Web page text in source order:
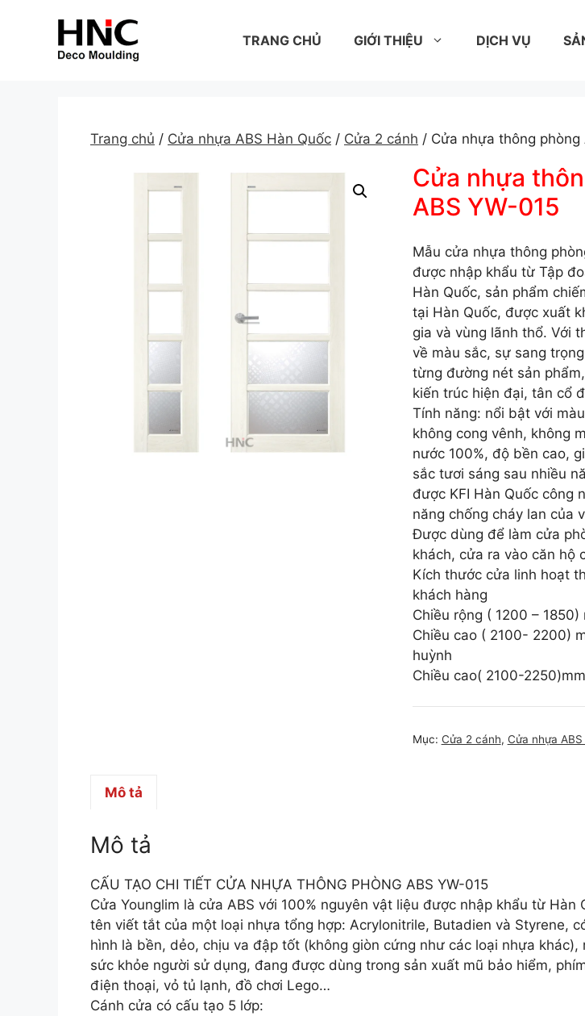
TRANG CHỦ GIỚI THIỆU DỊCH VỤ
Trang chủ / Cửa nhựa ABS Hàn Quốc / Cửa 2 cánh / Cửa nhựa thông phòng
Cửa nhựa
ABS YW-015
Mẫu cửa nhựa thông
được nhập khẩu từ Tập
Hàn Quốc, sản phẩm
tại Hàn Quốc, được xuất
gia và vùng lãnh thổ. Với
về màu sắc, sự sang
từng đường nét sản
kiến trúc hiện đại, tân cổ
Tính năng: nổi bật với
không cong vênh, không
nước 100%, độ bền cao,
sắc tươi sáng sau nhiều
được KFI Hàn Quốc công
năng chống cháy lan của
Được dùng để làm cửa
khách, cửa ra vào căn hộ
Kích thước cửa linh hoạt
khách hàng
Chiều rộng ( 1200 – 1850)
Chiều cao ( 2100- 2200)
huỳnh
Chiều cao( 2100-
Mục: Cửa 2 cánh, Cửa nhựa
Mô tả
Mô tả
CẤU TẠO CHI TIẾT CỬA NHỰA THÔNG PHÒNG ABS YW-015
Cửa Younglim là cửa ABS với 100% nguyên vật liệu được nhập khẩu từ Hàn
tên viết tắt của một loại nhựa tổng hợp: Acrylonitrile, Butadien và Styrene,
hình là bền, dẻo, chịu va đập tốt (không giòn cứng như các loại nhựa khác),
sức khỏe người sử dụng, đang được dùng trong sản xuất mũ bảo hiểm,
điện thoại, vỏ tủ lạnh, đồ chơi Lego…
Cánh cửa có cấu tạo 5 lớp: